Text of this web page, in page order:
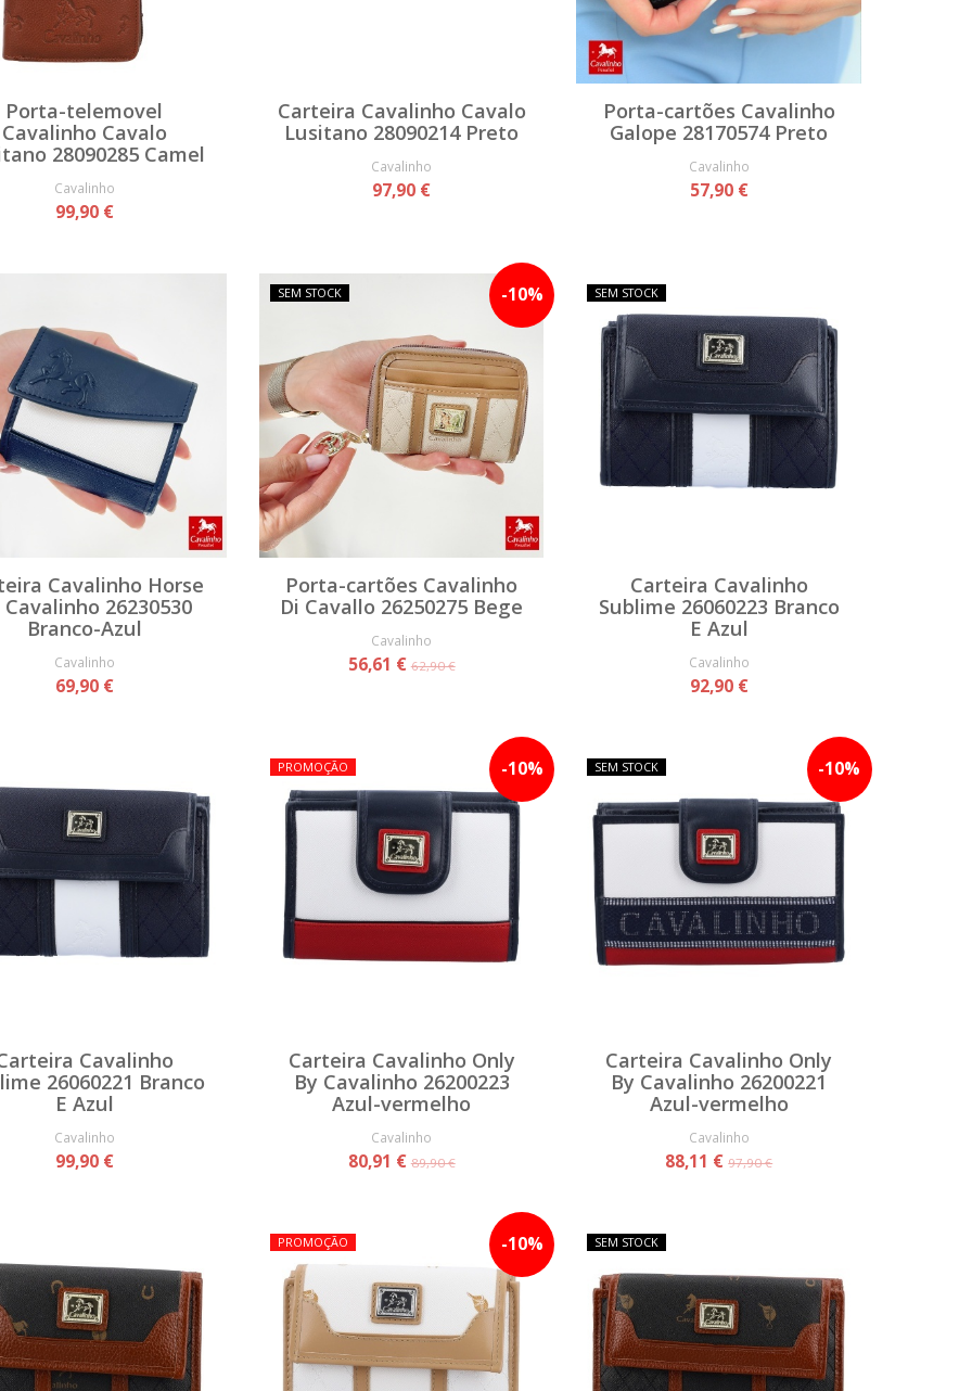
Porta-telemovel
Cavalinho Cavalo
28090285 Camel
Cavalinho
99,90 €
Carteira Cavalinho Cavalo
Lusitano 28090214 Preto
Cavalinho
97,90 €
Porta-cartões Cavalinho
Galope 28170574 Preto
Cavalinho
57,90 €
Cavalinho Horse
Cavalinho 26230530
Branco-Azul
Cavalinho
69,90 €
-10%
SEM STOCK
Porta-cartões Cavalinho
Di Cavallo 26250275 Bege
Cavalinho
56,61 €62,90 €
SEM STOCK
Carteira Cavalinho
Sublime 26060223 Branco
E Azul
Cavalinho
92,90 €
Cavalinho
26060221 Branco
E Azul
Cavalinho
99,90 €
-10%
PROMOÇÃO
Carteira Cavalinho Only
By Cavalinho 26200223
Azul-vermelho
Cavalinho
80,91 €89,90 €
-10%
SEM STOCK
Carteira Cavalinho Only
By Cavalinho 26200221
Azul-vermelho
Cavalinho
88,11 €97,90 €
-10%
PROMOÇÃO SEM STOCK